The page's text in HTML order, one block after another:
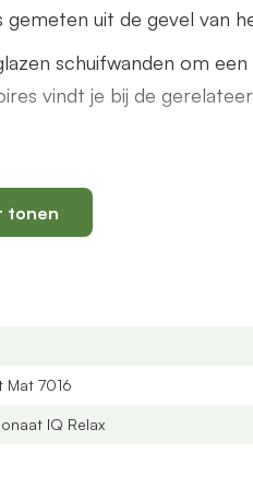
uit de gevel van
schuifwanden om
vindt je bij de
bouwpakket met alle
PVC buis/90 graden
vrijblijvend een offerte
Zowel in de breedte als
tonen
Mat 7016
IQ Relax